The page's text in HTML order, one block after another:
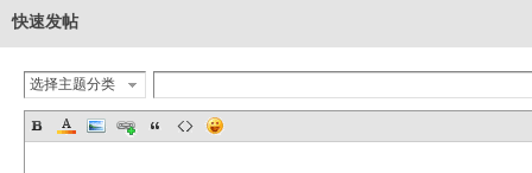
快速发帖
选择主题分类